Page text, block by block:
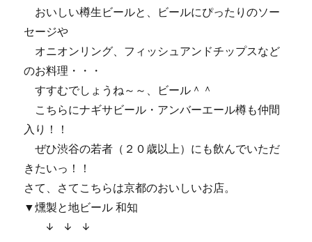
おいしい樽生ビールと、ビールにぴったりのソー
セージや
オニオンリング、フィッシュアンドチップスなど
のお料理・・・
すすむでしょうね～～、ビール＾＾
こちらにナギサビール・アンバーエール樽も仲間
入り！！
ぜひ渋谷の若者（２０歳以上）にも飲んでいただ
きたいっ！！
さて、さてこちらは京都のおいしいお店。
▼燻製と地ビール 和知
↓ ↓ ↓